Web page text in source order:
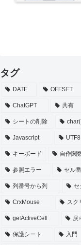
タグ
DATE OFFSET
ChatGPT 共有
シートの削除
Javascript UTF8
キーボード 自作関
参照エラー セル
列番号から列 セ
CrxMouse スク
getActiveCell 戻
保護シート 入門